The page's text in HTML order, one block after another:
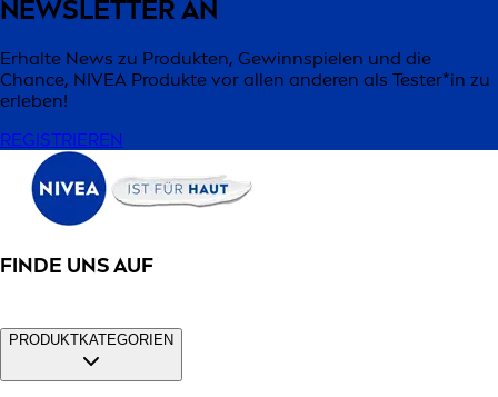
NEWSLETTER AN
Erhalte News zu Produkten, Gewinnspielen und die
Chance, NIVEA Produkte vor allen anderen als Tester*in zu
erleben!
REGISTRIEREN
FINDE UNS AUF
PRODUKTKATEGORIEN